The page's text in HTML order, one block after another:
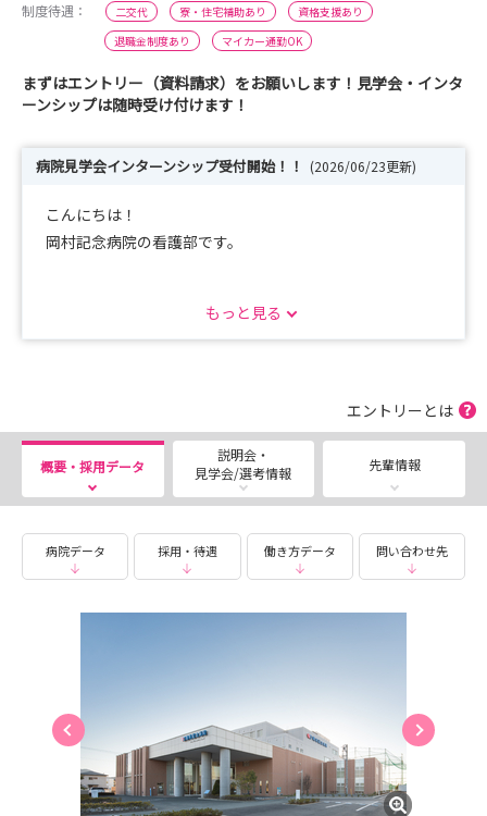
制度待遇：
二交代 寮・住宅補助あり
資格支援あり
退職金制度あり
マイカー通勤OK
まずはエントリー（資料請求）をお願いします！見学会・インタ
ーンシップは随時受け付けます！
病院見学会インターンシップ受付開始！！ (2026/06/23更新)
こんにちは！
岡村記念病院の看護部です。
まずはエントリーをお願い致します‼
もっと見る
エントリーとは
概要・採用データ
説明会・
見学会/選考情報
先輩情報
病院データ 採用・待遇 働き方データ 問い合わせ先